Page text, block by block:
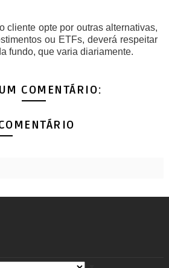
cliente opte por outras alternativas,
ou ETFs, deverá respeitar
fundo, que varia diariamente.
COMENTÁRIO: